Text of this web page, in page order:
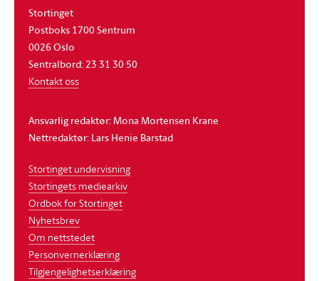
Stortinget
Postboks 1700 Sentrum
0026 Oslo
Sentralbord: 23 31 30 50
Kontakt oss
Ansvarlig redaktør: Mona Mortensen Krane
Nettredaktør: Lars Henie Barstad
Stortinget undervisning
Stortingets mediearkiv
Ordbok for Stortinget
Nyhetsbrev
Om nettstedet
Personvernerklæring
Tilgjengelighetserklæring